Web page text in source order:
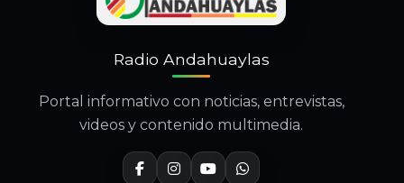
Radio Andahuaylas
Portal informativo con noticias, entrevistas,
videos y contenido multimedia.